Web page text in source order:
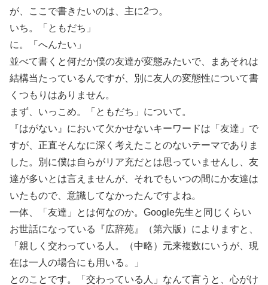
が、ここで書きたいのは、主に2つ。
いち。「ともだち」
に。「へんたい」
並べて書くと何だか僕の友達が変態みたいで、まあそれは
結構当たっているんですが、別に友人の変態性について書
くつもりはありません。
まず、いっこめ。「ともだち」について。
『はがない』において欠かせないキーワードは「友達」で
すが、正直そんなに深く考えたことのないテーマでありま
した。別に僕は自らがリア充だとは思っていませんし、友
達が多いとは言えませんが、それでもいつの間にか友達は
いたもので、意識してなかったんですよね。
一体、「友達」とは何なのか。Google先生と同じくらい
お世話になっている『広辞苑』（第六版）によりますと、
「親しく交わっている人。（中略）元来複数にいうが、現
在は一人の場合にも用いる。」
とのことです。「交わっている人」なんて言うと、心がけ